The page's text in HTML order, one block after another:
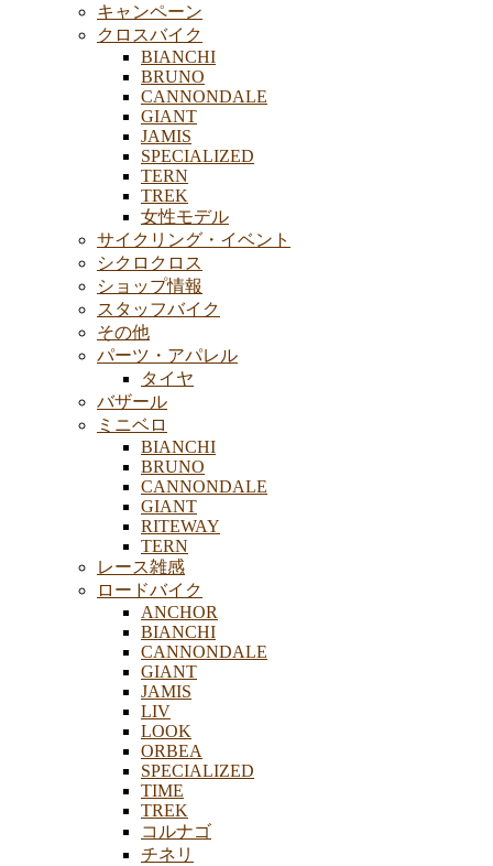
キャンペーン
クロスバイク
BIANCHI
BRUNO
CANNONDALE
GIANT
JAMIS
SPECIALIZED
TERN
TREK
女性モデル
サイクリング・イベント
シクロクロス
ショップ情報
スタッフバイク
その他
パーツ・アパレル
タイヤ
バザール
ミニベロ
BIANCHI
BRUNO
CANNONDALE
GIANT
RITEWAY
TERN
レース雑感
ロードバイク
ANCHOR
BIANCHI
CANNONDALE
GIANT
JAMIS
LIV
LOOK
ORBEA
SPECIALIZED
TIME
TREK
コルナゴ
チネリ